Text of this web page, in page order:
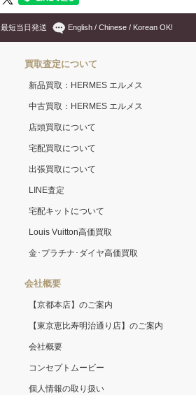
最短当日発送 English / Chinese / Korean OK!
買取査定について
新品買取：HERMES エルメス
中古買取：HERMES エルメス
店頭買取について
宅配買取について
出張買取について
LINE査定
宅配キットについて
Louis Vuitton高価買取
金･プラチナ･ダイヤ高価買取
会社概要
【京都本店】のご案内
【東京恵比寿明治通り店】のご案内
会社概要
コンセプトムービー
個人情報の取り扱い